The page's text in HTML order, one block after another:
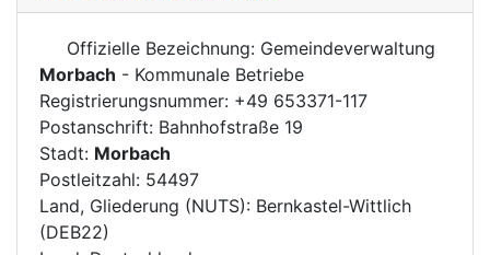
Offizielle Bezeichnung: Gemeindeverwaltung
Morbach - Kommunale Betriebe
Registrierungsnummer: +49 653371-117
Postanschrift: Bahnhofstraße 19
Stadt: Morbach
Postleitzahl: 54497
Land, Gliederung (NUTS): Bernkastel-Wittlich
(DEB22)